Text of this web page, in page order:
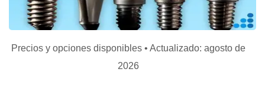
Precios y opciones disponibles • Actualizado: agosto de
2026